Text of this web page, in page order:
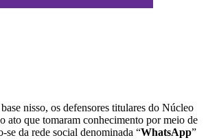
nisso, os defensores titulares do Núcleo
ato que tomaram conhecimento por meio de
se da rede social denominada “WhatsApp”